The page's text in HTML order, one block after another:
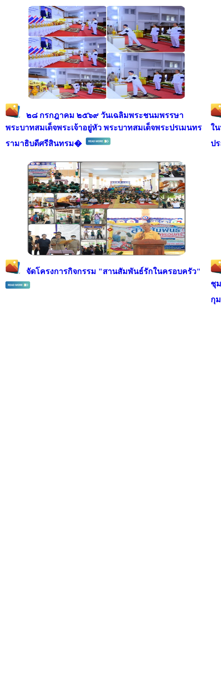
๒๘ กรกฎาคม ๒๕๖๙ วันเฉลิมพระชนมพรรษา
พระบาทสมเด็จพระเจ้าอยู่หัว พระบาทสมเด็จพระปรเมนทร
รามาธิบดีศรีสินทรม�
ใ
ป
จัดโครงการกิจกรรม "สานสัมพันธ์รักในครอบครัว"
ชุ
กุ